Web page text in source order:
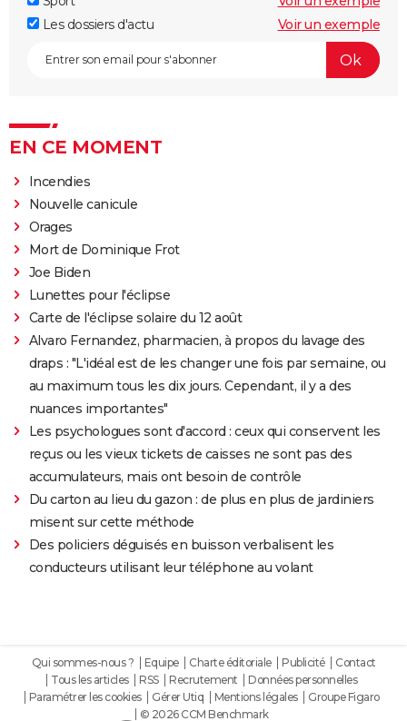
Les dossiers d'actu
Voir un exemple
EN CE MOMENT
Incendies
Nouvelle canicule
Orages
Mort de Dominique Frot
Joe Biden
Lunettes pour l'éclipse
Carte de l'éclipse solaire du 12 août
Alvaro Fernandez, pharmacien, à propos du lavage des
draps : "L'idéal est de les changer une fois par semaine, ou
au maximum tous les dix jours. Cependant, il y a des
nuances importantes"
Les psychologues sont d'accord : ceux qui conservent les
reçus ou les vieux tickets de caisses ne sont pas des
accumulateurs, mais ont besoin de contrôle
Du carton au lieu du gazon : de plus en plus de jardiniers
misent sur cette méthode
Des policiers déguisés en buisson verbalisent les
conducteurs utilisant leur téléphone au volant
Qui sommes-nous ? Equipe Charte éditoriale Publicité
Contact
Tous les articles
RSS Recrutement
Données personnelles
Paramétrer les cookies
Gérer Utiq Mentions légales
Groupe Figaro
© 2026 CCM Benchmark